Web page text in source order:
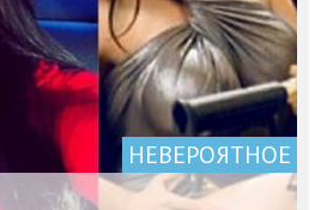
НЕВЕРОЯТНОЕ